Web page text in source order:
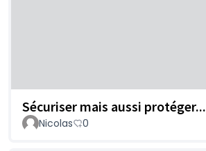
Sécuriser mais aussi protéger...
Nicolas 0